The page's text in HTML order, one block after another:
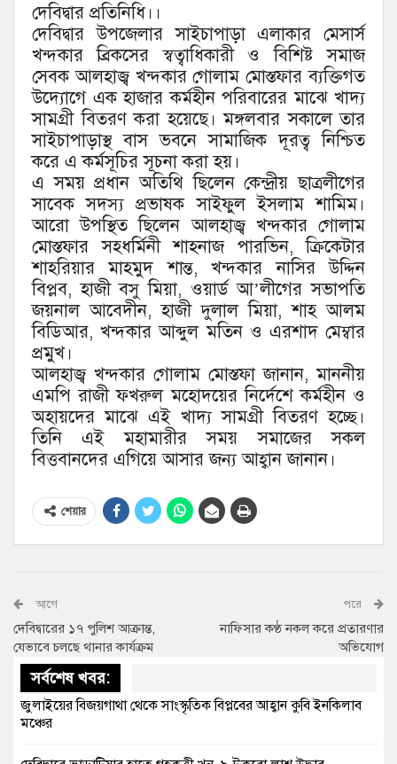
দেবিদ্বার প্রতিনিধি।।
দেবিদ্বার উপজেলার সাইচাপাড়া এলাকার মেসার্স
খন্দকার ব্রিকসের স্বত্বাধিকারী ও বিশিষ্ট সমাজ
সেবক আলহাজ্ব খন্দকার গোলাম মোস্তফার ব্যক্তিগত
উদ্যোগে এক হাজার কর্মহীন পরিবারের মাঝে খাদ্য
সামগ্রী বিতরণ করা হয়েছে। মঙ্গলবার সকালে তার
সাইচাপাড়াস্থ বাস ভবনে সামাজিক দূরত্ব নিশ্চিত
করে এ কর্মসূচির সূচনা করা হয়।
এ সময় প্রধান অতিথি ছিলেন কেন্দ্রীয় ছাত্রলীগের
সাবেক সদস্য প্রভাষক সাইফুল ইসলাম শামিম।
আরো উপস্থিত ছিলেন আলহাজ্ব খন্দকার গোলাম
মোস্তফার সহধর্মিনী শাহনাজ পারভিন, ক্রিকেটার
শাহরিয়ার মাহমুদ শান্ত, খন্দকার নাসির উদ্দিন
বিপ্লব, হাজী বসু মিয়া, ওয়ার্ড আ’লীগের সভাপতি
জয়নাল আবেদীন, হাজী দুলাল মিয়া, শাহ আলম
বিডিআর, খন্দকার আব্দুল মতিন ও এরশাদ মেম্বার
প্রমুখ।
আলহাজ্ব খন্দকার গোলাম মোস্তফা জানান, মাননীয়
এমপি রাজী ফখরুল মহোদয়ের নির্দেশে কর্মহীন ও
অহায়দের মাঝে এই খাদ্য সামগ্রী বিতরণ হচ্ছে।
তিনি এই মহামারীর সময় সমাজের সকল
বিত্তবানদের এগিয়ে আসার জন্য আহ্বান জানান।
শেয়ার
আগে
দেবিদ্বারের ১৭ পুলিশ আক্রান্ত,
যেভাবে চলছে থানার কার্যক্রম
পরে
নাফিসার কণ্ঠ নকল করে প্রতারণার
অভিযোগ
সর্বশেষ খবর:
জুলাইয়ের বিজয়গাথা থেকে সাংস্কৃতিক বিপ্লবের আহ্বান কুবি ইনকিলাব
মঞ্চের